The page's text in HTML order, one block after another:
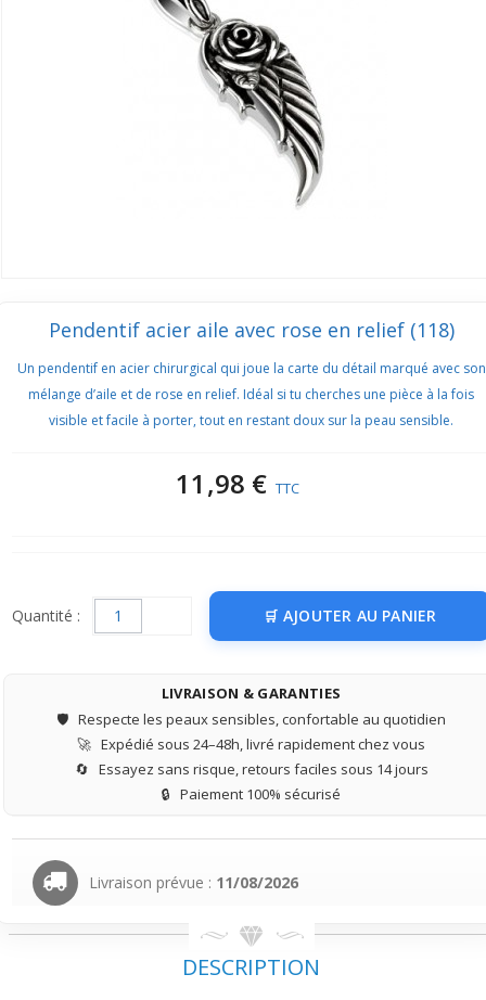
Pendentif acier aile avec rose en relief (118)
Un pendentif en acier chirurgical qui joue la carte du détail marqué avec son
mélange d’aile et de rose en relief. Idéal si tu cherches une pièce à la fois
visible et facile à porter, tout en restant doux sur la peau sensible.
11,98 € TTC
Quantité : AJOUTER AU PANIER
LIVRAISON & GARANTIES
🛡️ Respecte les peaux sensibles, confortable au quotidien
🚀 Expédié sous 24–48h, livré rapidement chez vous
🔄 Essayez sans risque, retours faciles sous 14 jours
🔒 Paiement 100% sécurisé
Livraison prévue : 11/08/2026
DESCRIPTION